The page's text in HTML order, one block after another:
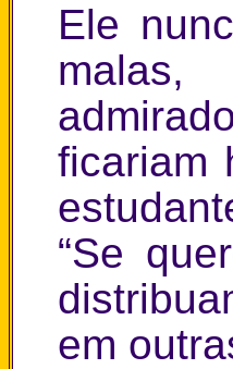
Ele
ficariam
“Se
em